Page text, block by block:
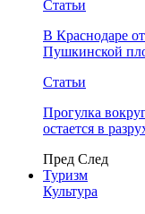
Статьи
В Краснодаре
Пушкинской
Статьи
Прогулка
остается в
Пред След
Туризм
Культура